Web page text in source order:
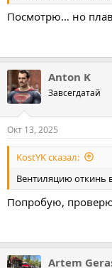
Посмотрю… но
Anton K
Завсегдатай
Окт 13, 2025
KostYK сказал:
Вентиляцию откинь
Попробую,
Artem